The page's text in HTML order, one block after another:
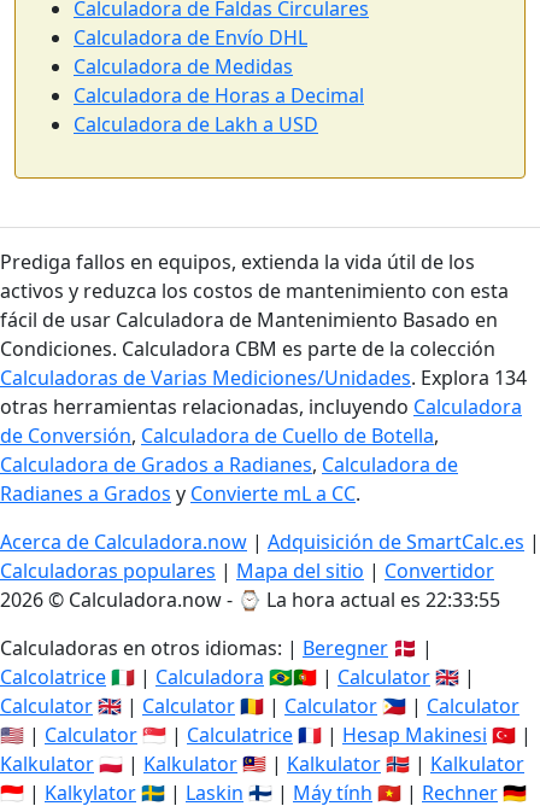
Calculadora de Faldas Circulares
Calculadora de Envío DHL
Calculadora de Medidas
Calculadora de Horas a Decimal
Calculadora de Lakh a USD
Prediga fallos en equipos, extienda la vida útil de los
activos y reduzca los costos de mantenimiento con esta
fácil de usar Calculadora de Mantenimiento Basado en
Condiciones. Calculadora CBM es parte de la colección
Calculadoras de Varias Mediciones/Unidades. Explora 134
otras herramientas relacionadas, incluyendo Calculadora
de Conversión, Calculadora de Cuello de Botella,
Calculadora de Grados a Radianes, Calculadora de
Radianes a Grados y Convierte mL a CC.
Acerca de Calculadora.now | Adquisición de SmartCalc.es |
Calculadoras populares | Mapa del sitio | Convertidor
2026 © Calculadora.now - ⌚ La hora actual es 22:33:56
Calculadoras en otros idiomas: | Beregner 🇩🇰 |
Calcolatrice🇮🇹 | Calculadora 🇧🇷🇵🇹 | Calculator🇬🇧 |
Calculator🇬🇧 | Calculator🇷🇴 | Calculator 🇵🇭 | Calculator
🇺🇸 | Calculator🇸🇬 | Calculatrice🇫🇷 | Hesap Makinesi 🇹🇷 |
Kalkulator🇵🇱 | Kalkulator🇲🇾 | Kalkulator🇳🇴 | Kalkulator
🇮🇩 | Kalkylator🇸🇪 | Laskin 🇫🇮 | Máy tính 🇻🇳 | Rechner🇩🇪